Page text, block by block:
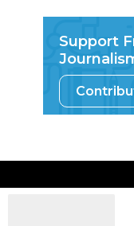
Support